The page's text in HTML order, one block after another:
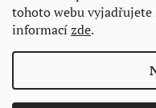
tohoto webu vyjadřujete
informacízde.
Facebook